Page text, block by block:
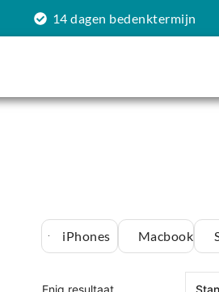
14 dagen bedenktermijn
iPhones Macbook